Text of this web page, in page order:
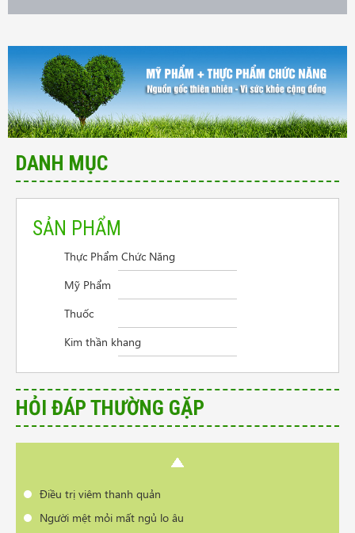
DANH MỤC
SẢN PHẨM
Thực Phẩm Chức Năng
Mỹ Phẩm
Thuốc
Kim thần khang
HỎI ĐÁP THƯỜNG GẶP
Cần tư vấn sản phẩm trị vẩy nến da đầu
Điều trị viêm thanh quản
Người mệt mỏi mất ngủ lo âu
Giao hàng ở Đồng Nai
Lupus ban đỏ có chữa khỏi hoàn toàn được không?
Làm cách nào để nang tuyến giáp nhỏ lại
Làm sạch mụn da bằng cách nào nhanh nhất
Có phải bị thoái hóa cột sống khi đổi thời tiết?
Cần tư vấn sản phẩm trị vẩy nến da đầu
Điều trị viêm thanh quản
Người mệt mỏi mất ngủ lo âu